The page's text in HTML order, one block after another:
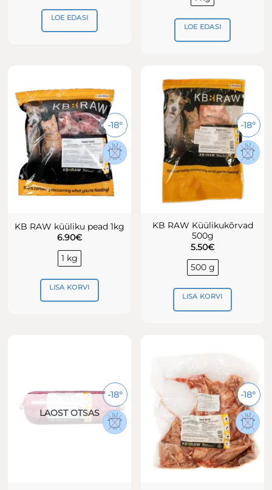
LOE EDASI
LOE EDASI
-18°
KB RAW küüliku pead 1kg
6.90€
1 kg
LISA KORVI
-18°
KB RAW Küülikukõrvad
500g
5.50€
500 g
LISA KORVI
LAOST OTSAS
-18° -18°